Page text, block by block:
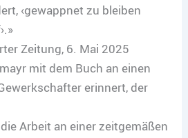
‹gewappnet zu bleiben
Zeitung, 6. Mai 2025
mit dem Buch an einen
erinnert, der
Arbeit an einer zeitgemäßen